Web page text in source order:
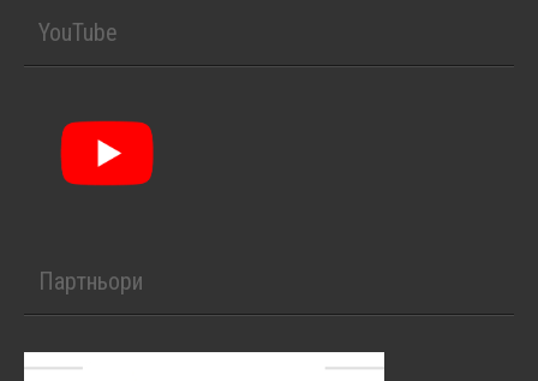
YouTube
Партньори